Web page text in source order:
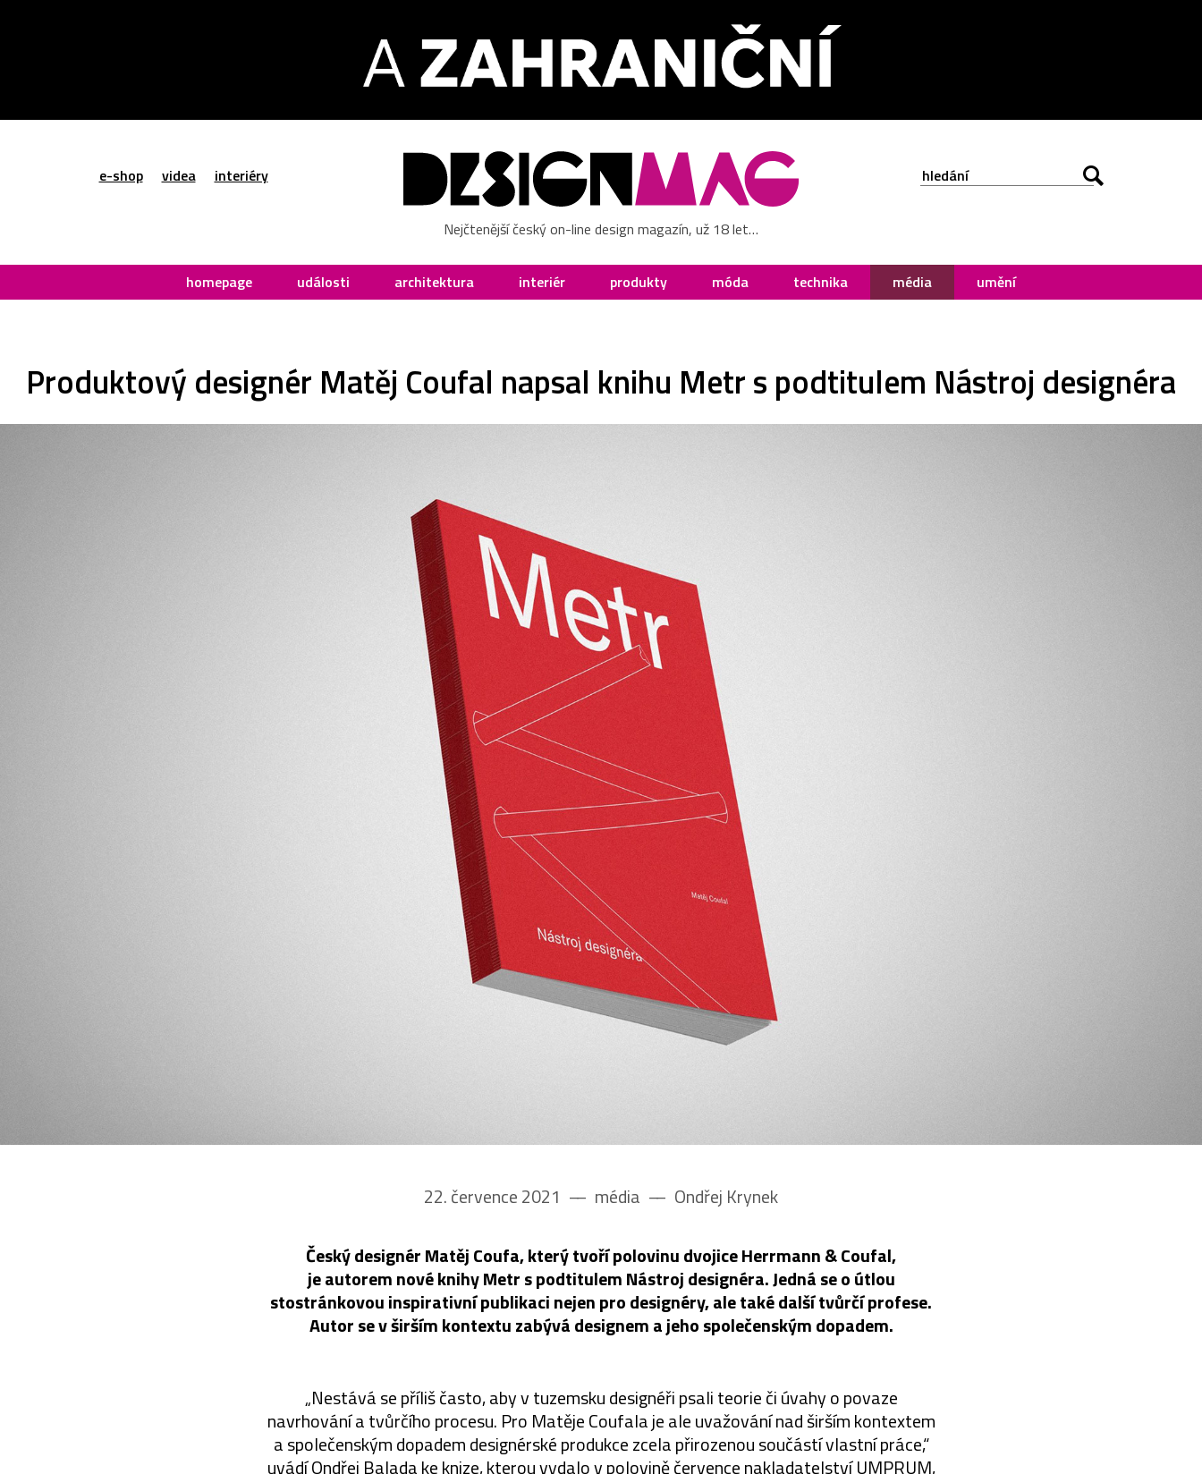
e-shop videa interiéry
Nejčtenější český on-line design magazín, už 18 let…
homepage události architektura interiér produkty móda technika média umění
Produktový designér Matěj Coufal napsal knihu Metr s podtitulem Nástroj designéra
22. července 2021 –– média –– Ondřej Krynek
Český designér Matěj Coufa, který tvoří polovinu dvojice Herrmann & Coufal,
je autorem nové knihy Metr s podtitulem Nástroj designéra. Jedná se o útlou
stostránkovou inspirativní publikaci nejen pro designéry, ale také další tvůrčí profese.
Autor se v širším kontextu zabývá designem a jeho společenským dopadem.
„Nestává se příliš často, aby v tuzemsku designéři psali teorie či úvahy o povaze
navrhování a tvůrčího procesu. Pro Matěje Coufala je ale uvažování nad širším kontextem
a společenským dopadem designérské produkce zcela přirozenou součástí vlastní práce,“
uvádí Ondřej Balada ke knize, kterou vydalo v polovině července nakladatelství UMPRUM,